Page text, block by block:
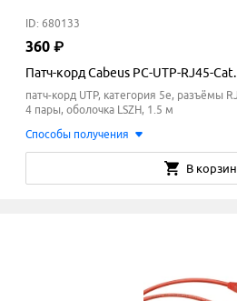
ID: 680133
360 ₽
Патч-корд Cabeus PC-UTP-RJ45-
патч-корд UTP, категория 5e, разъёмы
4 пары, оболочка LSZH, 1.5 м
Способы получения
В